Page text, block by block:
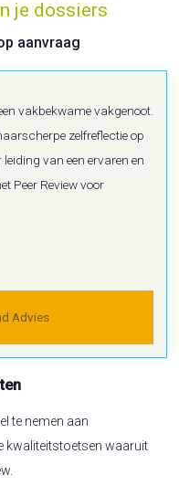
je dossiers
aanvraag
vakbekwame vakgenoot.
zelfreflectie op
van een ervaren en
Peer Review voor
Advies
te nemen aan
kwaliteitstoetsen waaruit